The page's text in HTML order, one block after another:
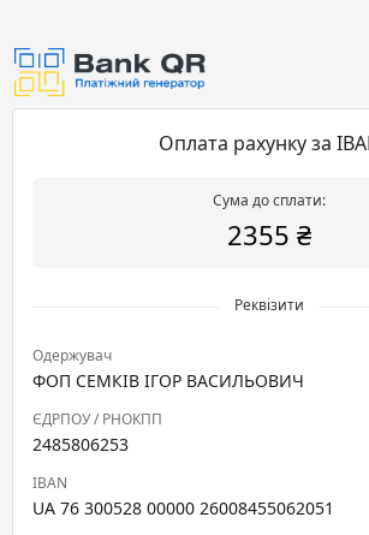
Оплата рахунку за
Сума до сплати:
2355 ₴
Реквізити
Одержувач
ФОП СЕМКІВ ІГОР ВАСИЛЬОВИЧ
ЄДРПОУ / РНОКПП
2485806253
IBAN
UA 76 300528 00000 26008455062051